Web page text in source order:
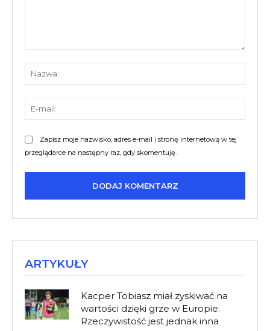
Zapisz moje nazwisko, adres e-mail i stronę internetową w tej
przeglądarce na następny raz, gdy skomentuję.
ARTYKUŁY
Kacper Tobiasz miał zyskiwać na
wartości dzięki grze w Europie.
Rzeczywistość jest jednak inna